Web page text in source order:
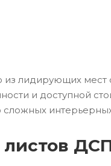
лидирующих мест
и доступной
листов